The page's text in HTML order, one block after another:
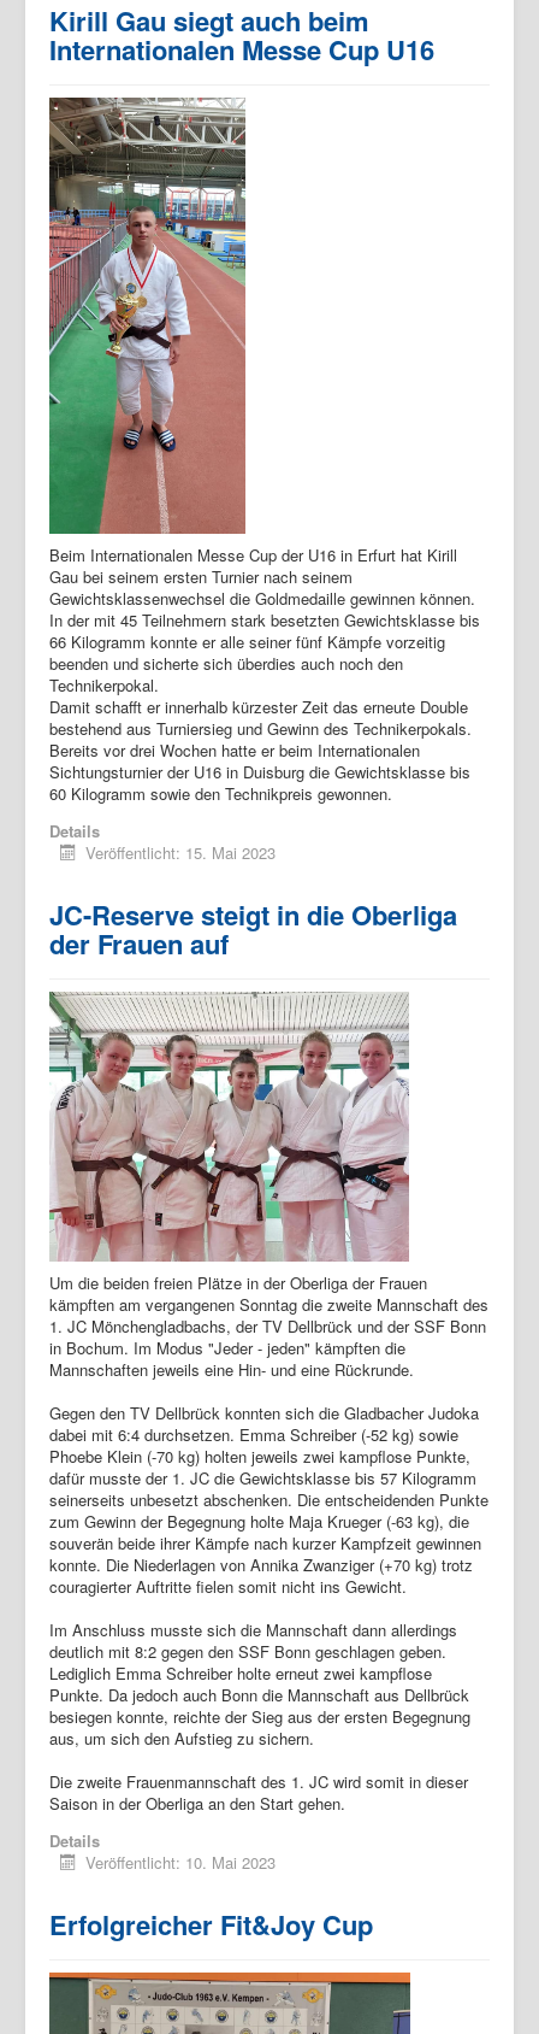
Kirill Gau siegt auch beim
Internationalen Messe Cup U16
Beim Internationalen Messe Cup der U16 in Erfurt hat Kirill
Gau bei seinem ersten Turnier nach seinem
Gewichtsklassenwechsel die Goldmedaille gewinnen können.
In der mit 45 Teilnehmern stark besetzten Gewichtsklasse bis
66 Kilogramm konnte er alle seiner fünf Kämpfe vorzeitig
beenden und sicherte sich überdies auch noch den
Technikerpokal.
Damit schafft er innerhalb kürzester Zeit das erneute Double
bestehend aus Turniersieg und Gewinn des Technikerpokals.
Bereits vor drei Wochen hatte er beim Internationalen
Sichtungsturnier der U16 in Duisburg die Gewichtsklasse bis
60 Kilogramm sowie den Technikpreis gewonnen.
Details
Veröffentlicht: 15. Mai 2023
JC-Reserve steigt in die Oberliga
der Frauen auf
Um die beiden freien Plätze in der Oberliga der Frauen
kämpften am vergangenen Sonntag die zweite Mannschaft des
1. JC Mönchengladbachs, der TV Dellbrück und der SSF Bonn
in Bochum. Im Modus "Jeder - jeden" kämpften die
Mannschaften jeweils eine Hin- und eine Rückrunde.
Gegen den TV Dellbrück konnten sich die Gladbacher Judoka
dabei mit 6:4 durchsetzen. Emma Schreiber (-52 kg) sowie
Phoebe Klein (-70 kg) holten jeweils zwei kampflose Punkte,
dafür musste der 1. JC die Gewichtsklasse bis 57 Kilogramm
seinerseits unbesetzt abschenken. Die entscheidenden Punkte
zum Gewinn der Begegnung holte Maja Krueger (-63 kg), die
souverän beide ihrer Kämpfe nach kurzer Kampfzeit gewinnen
konnte. Die Niederlagen von Annika Zwanziger (+70 kg) trotz
couragierter Auftritte fielen somit nicht ins Gewicht.
Im Anschluss musste sich die Mannschaft dann allerdings
deutlich mit 8:2 gegen den SSF Bonn geschlagen geben.
Lediglich Emma Schreiber holte erneut zwei kampflose
Punkte. Da jedoch auch Bonn die Mannschaft aus Dellbrück
besiegen konnte, reichte der Sieg aus der ersten Begegnung
aus, um sich den Aufstieg zu sichern.
Die zweite Frauenmannschaft des 1. JC wird somit in dieser
Saison in der Oberliga an den Start gehen.
Details
Veröffentlicht: 10. Mai 2023
Erfolgreicher Fit&Joy Cup